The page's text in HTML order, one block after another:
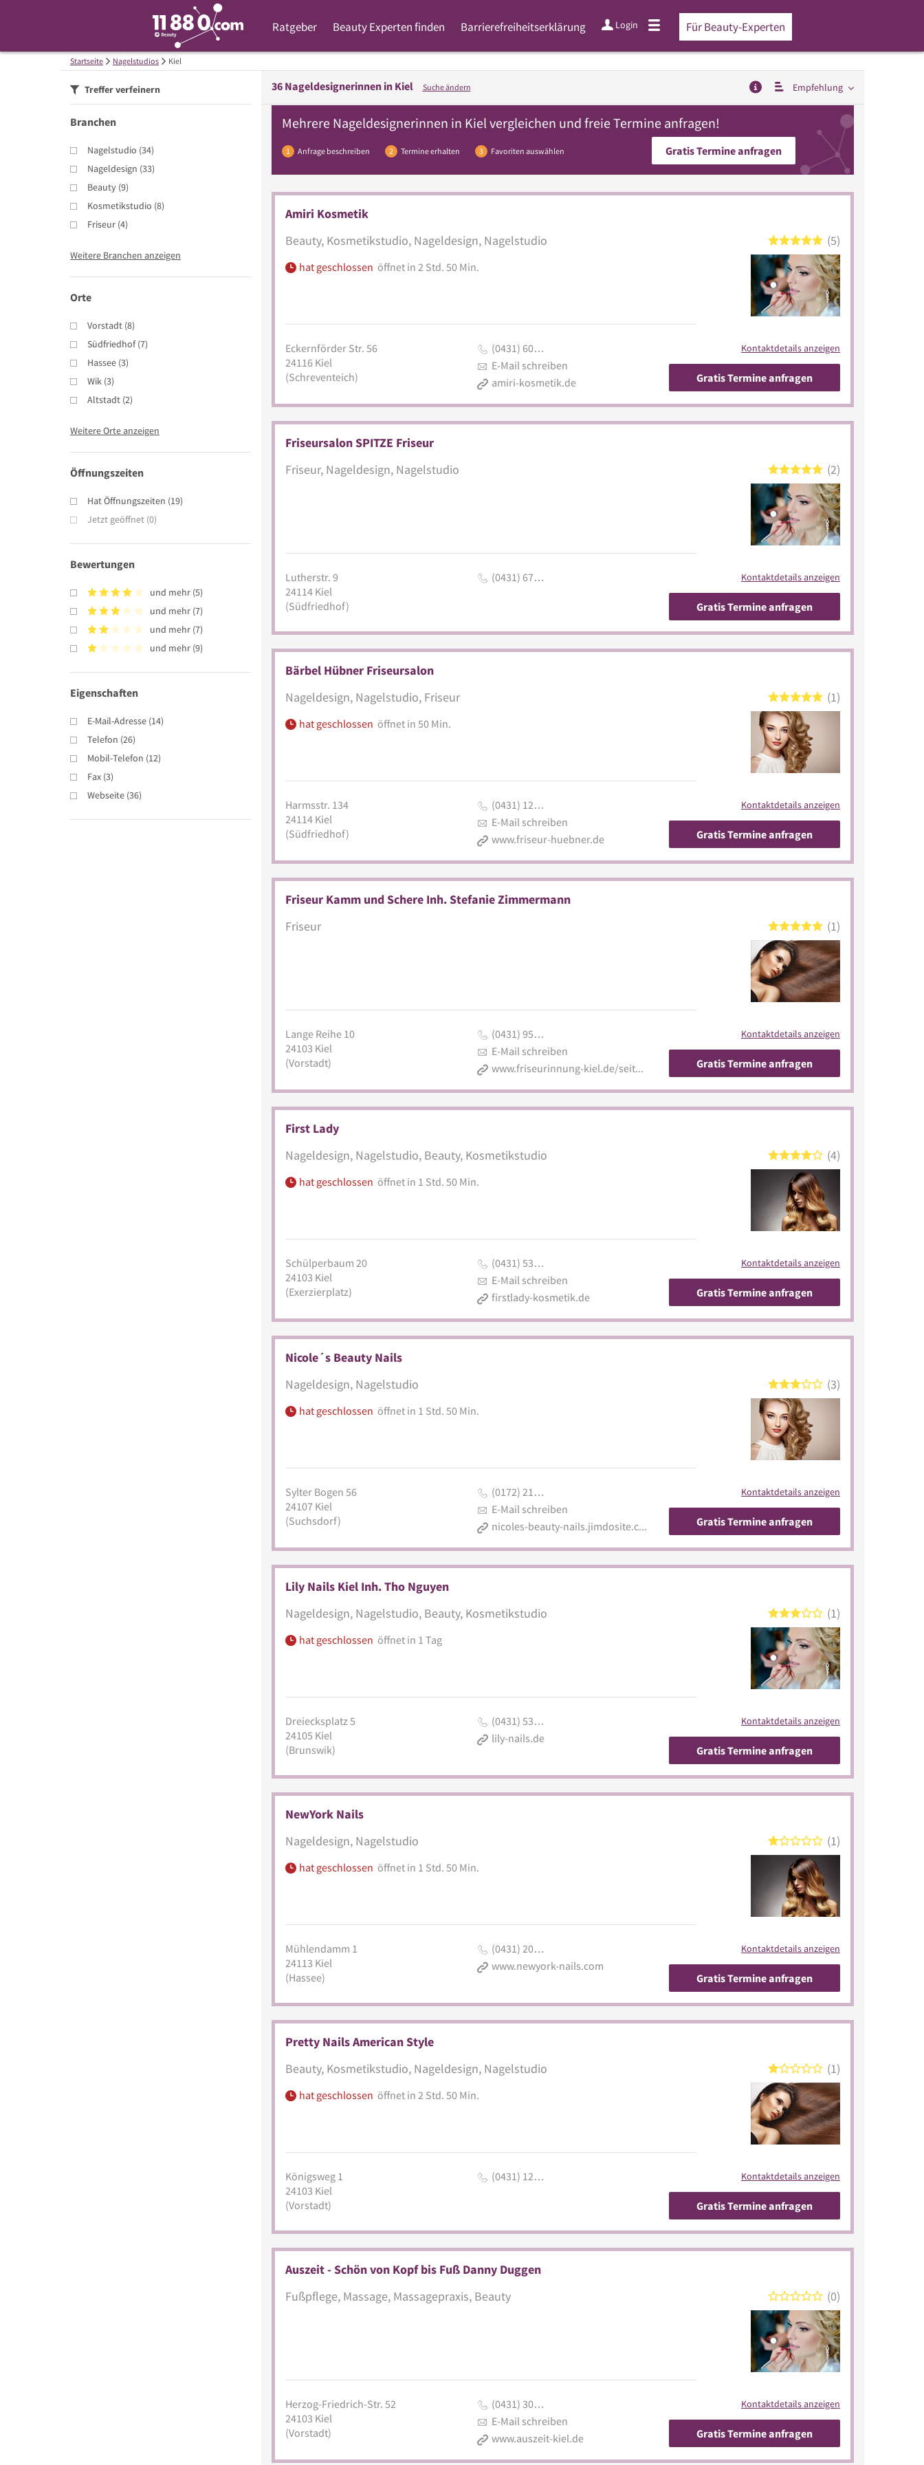
Ratgeber Beauty Experten finden Barrierefreiheitserklärung Login Für Beauty-Experten
Startseite Nagelstudios Kiel
Treffer verfeinern
Branchen
Nagelstudio (34)
Nageldesign (33)
Beauty (9)
Kosmetikstudio (8)
Friseur (4)
Weitere Branchen anzeigen
Orte
Vorstadt (8)
Südfriedhof(7)
Hassee (3)
Wik (3)
Altstadt (2)
Weitere Orte anzeigen
Öffnungszeiten
Hat Öffnungszeiten (19)
Jetzt geöffnet (0)
Bewertungen
und mehr (5)
und mehr (7)
und mehr (7)
und mehr (9)
Eigenschaften
E-Mail-Adresse (14)
Telefon (26)
Mobil-Telefon (12)
Fax (3)
Webseite (36)
36 Nageldesignerinnen in Kiel Suche ändern Empfehlung
1 Anfrage beschreiben 2 Termine erhalten 3 Favoriten auswählen
Mehrere Nageldesignerinnen in Kiel vergleichen und freie Termine anfragen!
Gratis Termine anfragen
Amiri Kosmetik
Beauty, Kosmetikstudio, Nageldesign, Nagelstudio
hat geschlossen öffnet in 2 Std. 50 Min.
5
Eckernförder Str. 56
24116 Kiel
(Schreventeich)
(0431) 60…
E-Mail schreiben
amiri-kosmetik.de
Kontaktdetails anzeigen
Gratis Termine anfragen
Friseursalon SPITZE Friseur
Friseur, Nageldesign, Nagelstudio
2
Lutherstr. 9
24114 Kiel
(Südfriedhof)
(0431) 67… Kontaktdetails anzeigen
Gratis Termine anfragen
Bärbel Hübner Friseursalon
Nageldesign, Nagelstudio, Friseur
hat geschlossen öffnet in 50 Min.
1
Harmsstr. 134
24114 Kiel
(Südfriedhof)
(0431) 12…
E-Mail schreiben
www.friseur-huebner.de
Kontaktdetails anzeigen
Gratis Termine anfragen
Friseur Kamm und Schere Inh. Stefanie Zimmermann
Friseur
1
Lange Reihe 10
24103 Kiel
(Vorstadt)
(0431) 95…
E-Mail schreiben
www.friseurinnung-kiel.de/seite/136911/salonfinder.html
Kontaktdetails anzeigen
Gratis Termine anfragen
First Lady
Nageldesign, Nagelstudio, Beauty, Kosmetikstudio
hat geschlossen öffnet in 1 Std. 50 Min.
4
Schülperbaum 20
24103 Kiel
(Exerzierplatz)
(0431) 53…
E-Mail schreiben
firstlady-kosmetik.de
Kontaktdetails anzeigen
Gratis Termine anfragen
Nicole´s Beauty Nails
Nageldesign, Nagelstudio
hat geschlossen öffnet in 1 Std. 50 Min.
3
Sylter Bogen 56
24107 Kiel
(Suchsdorf)
(0172) 21…
E-Mail schreiben
nicoles-beauty-nails.jimdosite.com
Kontaktdetails anzeigen
Gratis Termine anfragen
Lily Nails Kiel Inh. Tho Nguyen
Nageldesign, Nagelstudio, Beauty, Kosmetikstudio
hat geschlossen öffnet in 1 Tag
1
Dreiecksplatz 5
24105 Kiel
(Brunswik)
(0431) 53…
lily-nails.de
Kontaktdetails anzeigen
Gratis Termine anfragen
NewYork Nails
Nageldesign, Nagelstudio
hat geschlossen öffnet in 1 Std. 50 Min.
1
Mühlendamm 1
24113 Kiel
(Hassee)
(0431) 20…
www.newyork-nails.com
Kontaktdetails anzeigen
Gratis Termine anfragen
Pretty Nails American Style
Beauty, Kosmetikstudio, Nageldesign, Nagelstudio
hat geschlossen öffnet in 2 Std. 50 Min.
1
Königsweg 1
24103 Kiel
(Vorstadt)
(0431) 12… Kontaktdetails anzeigen
Gratis Termine anfragen
Auszeit - Schön von Kopf bis Fuß Danny Duggen
Fußpflege, Massage, Massagepraxis, Beauty
0
Herzog-Friedrich-Str. 52
24103 Kiel
(Vorstadt)
(0431) 30…
E-Mail schreiben
www.auszeit-kiel.de
Kontaktdetails anzeigen
Gratis Termine anfragen